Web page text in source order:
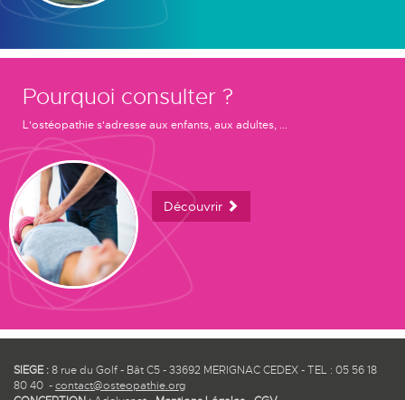
Pourquoi consulter ?
L'ostéopathie s'adresse aux enfants, aux adultes, ...
Découvrir
SIEGE :8 rue du Golf - Bât C5 - 33692 MERIGNAC CEDEX - TEL : 05 56 18
80 40 -contact@osteopathie.org